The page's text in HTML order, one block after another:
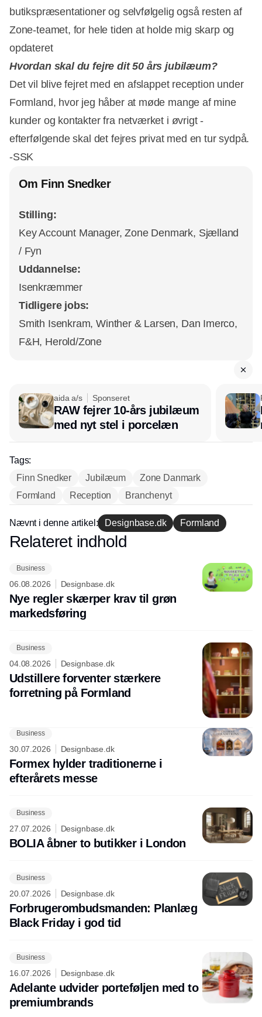
butikspræsentationer og selvfølgelig også resten af
Zone-teamet, for hele tiden at holde mig skarp og
opdateret
Hvordan skal du fejre dit 50 års jubilæum?
Det vil blive fejret med en afslappet reception under
Formland, hvor jeg håber at møde mange af mine
kunder og kontakter fra netværket i øvrigt -
efterfølgende skal det fejres privat med en tur sydpå.
-SSK
Om Finn Snedker
Stilling:
Key Account Manager, Zone Denmark, Sjælland
/ Fyn
Uddannelse:
Isenkræmmer
Tidligere jobs:
Smith Isenkram, Winther & Larsen, Dan Imerco,
F&H, Herold/Zone
aida a/s Sponseret
RAW fejrer 10-års jubilæum
med nyt stel i porcelæn
Tags:
Finn Snedker
Jubilæum
Zone Danmark
Formland
Reception Branchenyt
Nævnt i denne artikel: Designbase.dk Formland
Annonce
Relateret indhold
Business
06.08.2026 Designbase.dk
Nye regler skærper krav til grøn
markedsføring
Business
04.08.2026 Designbase.dk
Udstillere forventer stærkere
forretning på Formland
Business
30.07.2026 Designbase.dk
Formex hylder traditionerne i
efterårets messe
Business
27.07.2026 Designbase.dk
BOLIA åbner to butikker i London
Business
20.07.2026 Designbase.dk
Forbrugerombudsmanden: Planlæg
Black Friday i god tid
Business
16.07.2026 Designbase.dk
Adelante udvider porteføljen med to
premiumbrands